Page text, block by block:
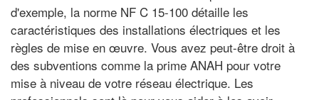
d'exemple, la norme NF C 15-100 détaille les
caractéristiques des installations électriques et les
règles de mise en œuvre. Vous avez peut-être droit à
des subventions comme la prime ANAH pour votre
mise à niveau de votre réseau électrique. Les